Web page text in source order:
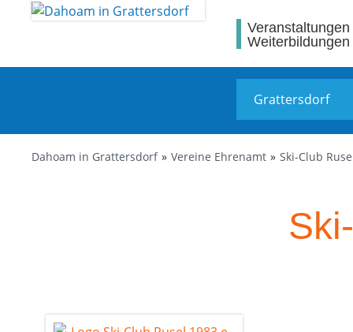
Veranstaltungen
Weiterbildungen
Dahoam in Grattersdorf Vereine Ehrenamt Ski-Club